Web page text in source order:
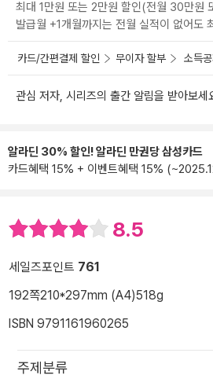
최대 1만원 또는 2만원 할인(전월 30만원
발급월 +1개월까지는 전월 실적이 없어도
카드/간편결제 할인 무이자 할부 소득
관심 저자, 시리즈의 출간 알림을 받아보세
알라딘 30% 할인! 알라딘 만권당 삼성카드
카드혜택 15% + 이벤트혜택 15%
8.5
세일즈포인트 761
192쪽210*297mm (A4)518g
ISBN 9791161960265
주제분류